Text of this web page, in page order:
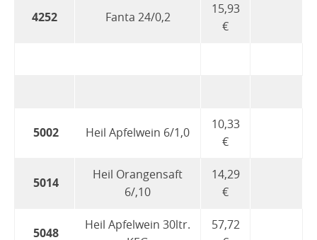
4252 Fanta 24/0,2
15,93
€
5002 Heil Apfelwein 6/1,0
10,33
€
5014
Heil Orangensaft
6/,10
14,29
€
5048
Heil Apfelwein 30ltr.
57,72